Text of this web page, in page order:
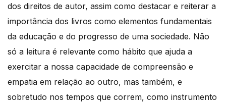
dos direitos de autor, assim como destacar e reiterar a
importância dos livros como elementos fundamentais
da educação e do progresso de uma sociedade. Não
só a leitura é relevante como hábito que ajuda a
exercitar a nossa capacidade de compreensão e
empatia em relação ao outro, mas também, e
sobretudo nos tempos que correm, como instrumento